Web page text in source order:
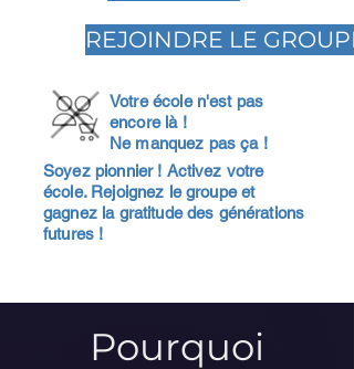
REJOINDRE LE GROUPE
Votre école n'est pas
encore là !
Ne manquez pas ça !
Soyez pionnier ! Activez votre
école. Rejoignez le groupe et
gagnez la gratitude des générations
futures !
Pourquoi